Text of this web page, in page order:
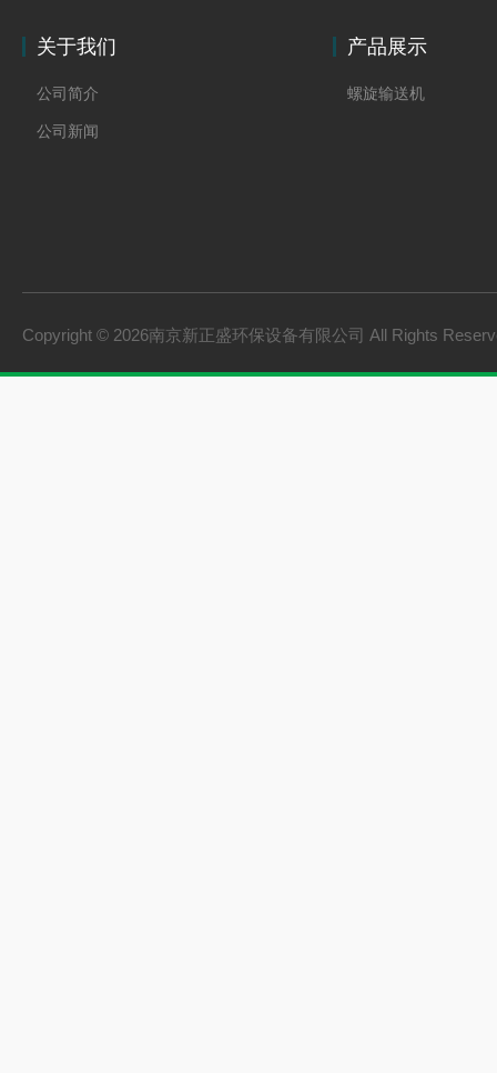
关于我们
公司简介
公司新闻
产品展示
螺旋输送机
Copyright © 2026南京新正盛环保设备有限公司 All Rights